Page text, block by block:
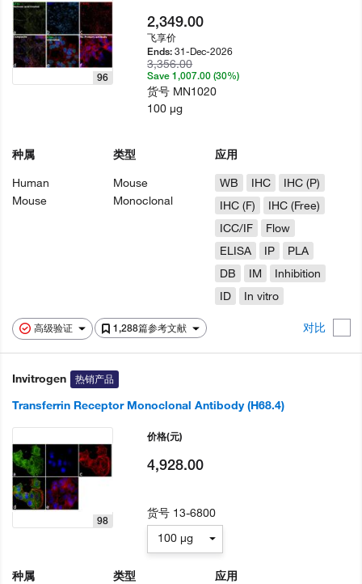
高级验证 1,288篇参考文献 对比
96
种属
Human
Mouse
类型
Mouse
Monoclonal
应用
WB
IHC
IHC (P)
IHC (F)
IHC (Free)
ICC/IF
Flow
ELISA
IP
PLA
DB
IM
Inhibition
ID
In vitro
2,349.00
飞享价
Ends:31-Dec-2026
3,356.00
Save 1,007.00 (30%)
货号 MN1020
100 µg
Invitrogen 热销产品
Transferrin Receptor Monoclonal Antibody (H68.4)
98
种属
类型
应用
价格(元)
4,928.00
货号 13-6800
100 µg